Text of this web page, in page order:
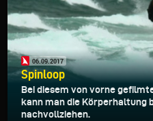
06.09.2017
Spinloop
Bei diesem von vorne
kann man die Körperhaltung
nachvollziehen.